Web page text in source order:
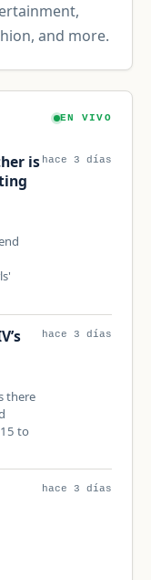
and more.
EN VIVO
is hace 3 días
there
to
hace 3 días
hace 3 días